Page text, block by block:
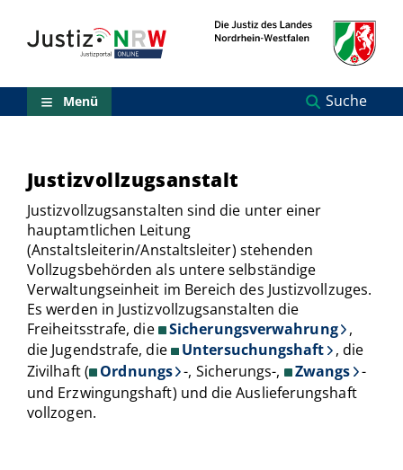
Inhalt
(Sprungmarken)
Menü
Zur
NRW-
Entscheidungssuche
Zur
Hauptnavigation
Zum
aktuellen
Inhalt
Zu
ausgewählten
Links
zu
einzelnen
Seiten
Menü Suche
Justizvollzugsanstalt
Justizvollzugsanstalten sind die unter einer
hauptamtlichen Leitung
(Anstaltsleiterin/Anstaltsleiter) stehenden
Vollzugsbehörden als untere selbständige
Verwaltungseinheit im Bereich des Justizvollzuges.
Es werden in Justizvollzugsanstalten die
Freiheitsstrafe, die
Sicherungsverwahrung
,
die Jugendstrafe, die
Untersuchungshaft
, die
Zivilhaft (
Ordnungs -, Sicherungs-, Zwangs -
und Erzwingungshaft) und die Auslieferungshaft
vollzogen.